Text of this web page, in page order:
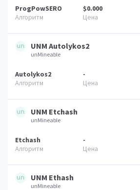
ProgPowSERO $0.000
UNM Autolykos2
unMineable
Autolykos2 -
UNM Etchash
unMineable
Etchash -
UNM Ethash
unMineable